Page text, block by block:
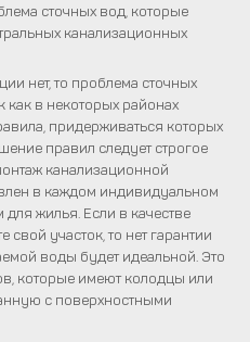
сточных вод, которые
канализационных
нет, то проблема сточных
как в некоторых районах
придерживаться которых
правил следует строгое
канализационной
в каждом индивидуальном
жилья. Если в качестве
участок, то нет гарантии
воды будет идеальной. Это
которые имеют колодцы или
с поверхностными